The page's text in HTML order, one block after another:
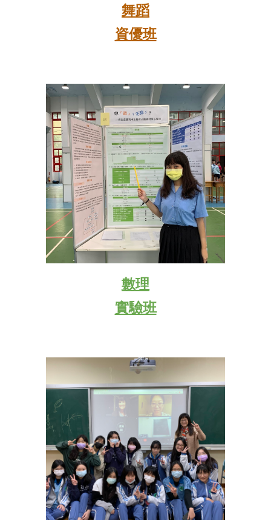
舞蹈
資優班
數理
實驗班